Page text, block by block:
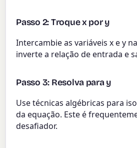
Passo 2: Troque x por y
Intercambie as variáveis x e y
inverte a relação de entrada e
Passo 3: Resolva para y
Use técnicas algébricas para
da equação. Este é
desafiador.